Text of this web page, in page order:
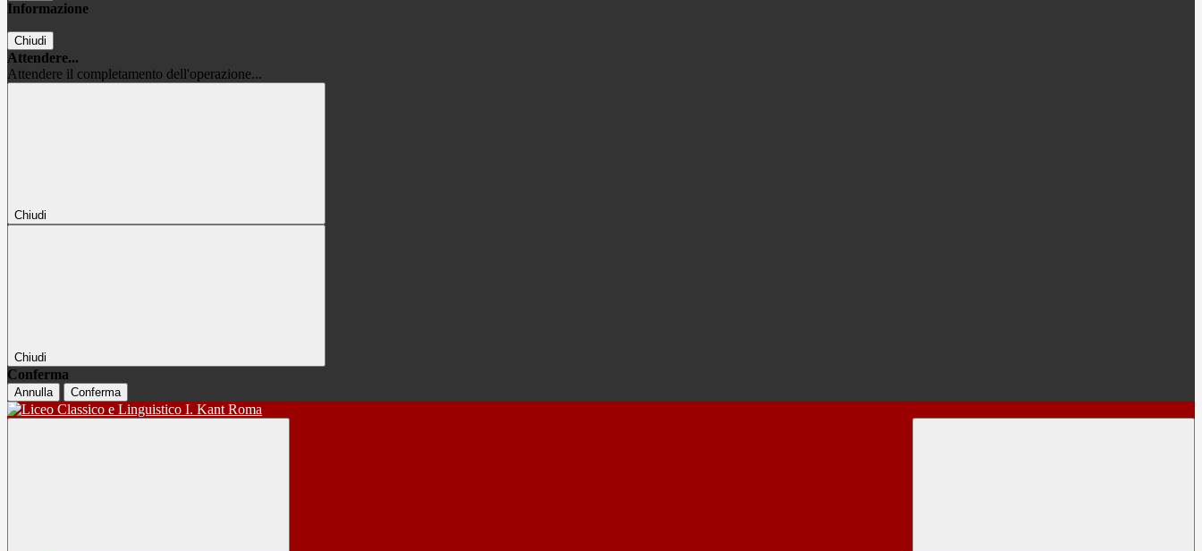
Informazione
Chiudi
Attendere...
Attendere il completamento dell'operazione...
Chiudi
Chiudi
Conferma
Annulla Conferma